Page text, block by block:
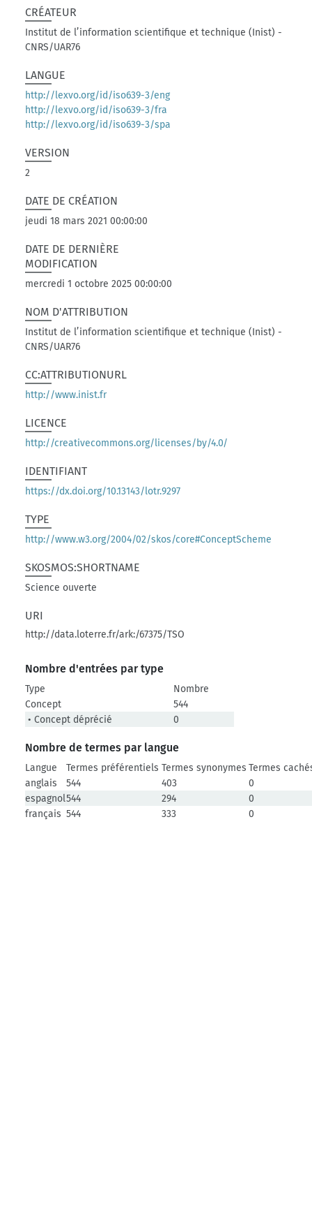
CRÉATEUR
Institut de l’information scientifique et technique (Inist) -
CNRS/UAR76
LANGUE
http://lexvo.org/id/iso639-3/eng
http://lexvo.org/id/iso639-3/fra
http://lexvo.org/id/iso639-3/spa
VERSION
2
DATE DE CRÉATION
jeudi 18 mars 2021 00:00:00
DATE DE DERNIÈRE
MODIFICATION
mercredi 1 octobre 2025 00:00:00
NOM D'ATTRIBUTION
Institut de l’information scientifique et technique (Inist) -
CNRS/UAR76
CC:ATTRIBUTIONURL
http://www.inist.fr
LICENCE
http://creativecommons.org/licenses/by/4.0/
IDENTIFIANT
https://dx.doi.org/10.13143/lotr.9297
TYPE
http://www.w3.org/2004/02/skos/core#ConceptScheme
SKOSMOS:SHORTNAME
Science ouverte
URI
http://data.loterre.fr/ark:/67375/TSO
Nombre d'entrées par type
Type
Nombre
Concept
544
• Concept déprécié
0
Nombre de termes par langue
Langue Termes préférentiels Termes synonymes Termes
anglais
544 403
0
espagnol544 294
0
français 544 333 0